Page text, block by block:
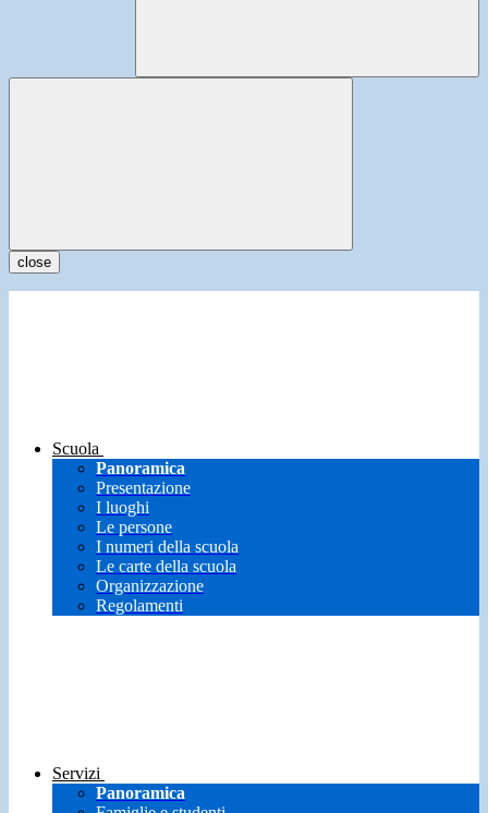
close
Scuola
Panoramica
Presentazione
I luoghi
Le persone
I numeri della scuola
Le carte della scuola
Organizzazione
Regolamenti
Servizi
Panoramica